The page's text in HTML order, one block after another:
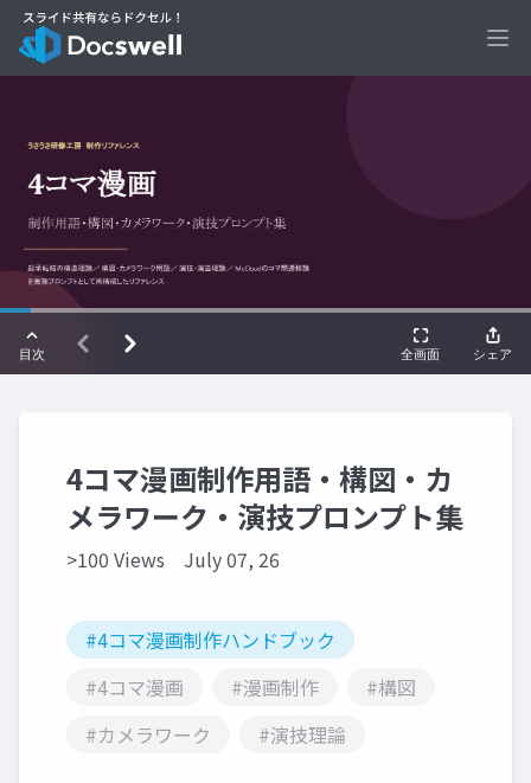
4コマ漫画制作用語・構図・カ
メラワーク・演技プロンプト集
>100 Views July 07, 26
#4コマ漫画制作ハンドブック
#4コマ漫画
#漫画制作
#構図
#カメラワーク
#演技理論